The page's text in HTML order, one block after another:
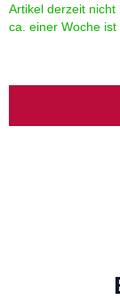
Artikel derzeit
ca. einer Woche ist